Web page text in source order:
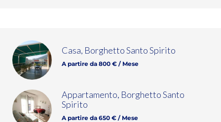
Casa, Borghetto Santo Spirito
A partire da 800 € / Mese
Appartamento, Borghetto Santo
Spirito
A partire da 650 € / Mese